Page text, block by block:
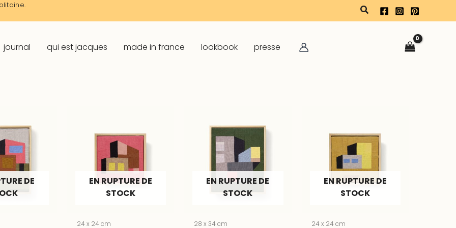
rechercher
journal qui est jacques made in france lookbook presse
DE
EN RUPTURE DE
STOCK
24 x 24 cm
EN RUPTURE DE
STOCK
28 x 34 cm
EN RUPTURE DE
STOCK
24 x 24 cm